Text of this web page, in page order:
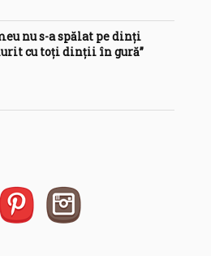
nu s-a spălat pe dinți
cu toți dinții în gură”